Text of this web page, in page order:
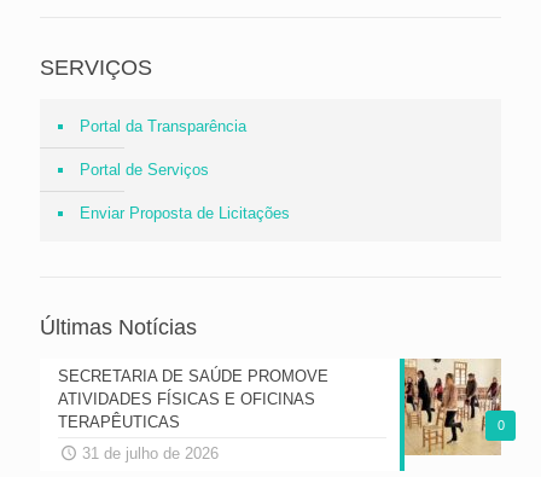
SERVIÇOS
Portal da Transparência
Portal de Serviços
Enviar Proposta de Licitações
Últimas Notícias
0
SECRETARIA DE SAÚDE PROMOVE
ATIVIDADES FÍSICAS E OFICINAS
TERAPÊUTICAS
31 de julho de 2026